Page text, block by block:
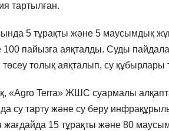
тартылған.
5 тұрақты және 5 маусымдық
100 пайызға аяқталды. Суды
төсеу толық аяқталып, су құбырлары
«Agro Terra» ЖШС суармалы
су тарту және су беру
жағдайда 15 тұрақты және 80